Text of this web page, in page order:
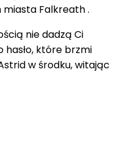
miasta Falkreath .
nie dadzą Ci
które brzmi
w środku, witając